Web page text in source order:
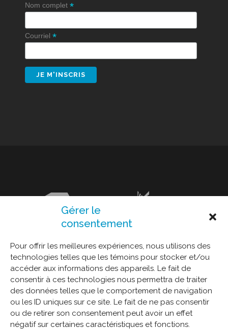
Gérer le
consentement
Pour offrir les meilleures expériences, nous utilisons des
technologies telles que les témoins pour stocker et/ou
accéder aux informations des appareils. Le fait de
consentir à ces technologies nous permettra de traiter
des données telles que le comportement de navigation
ou les ID uniques sur ce site. Le fait de ne pas consentir
ou de retirer son consentement peut avoir un effet
négatif sur certaines caractéristiques et fonctions.
Nom complet *
Courriel *